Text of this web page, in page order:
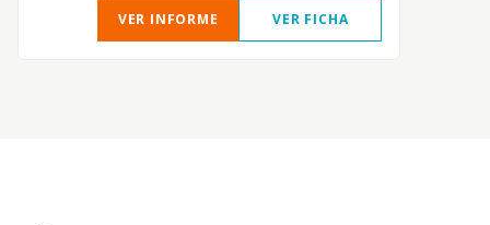
VER INFORME
VER FICHA